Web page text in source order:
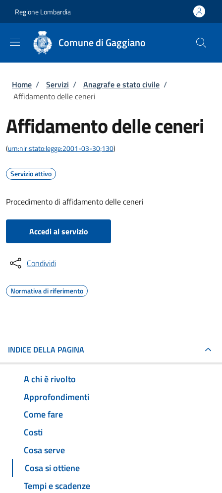
Regione Lombardia
Comune di Gaggiano
Briciole di pane
Home / Servizi / Anagrafe e stato civile /
Affidamento delle ceneri
Affidamento delle ceneri
(urn:nir:stato:legge:2001-03-30;130)
Servizio attivo
Procedimento di affidamento delle ceneri
Accedi al servizio
Condividi
Normativa di riferimento
INDICE DELLA PAGINA
A chi è rivolto
Approfondimenti
Come fare
Costi
Cosa serve
Cosa si ottiene
Tempi e scadenze